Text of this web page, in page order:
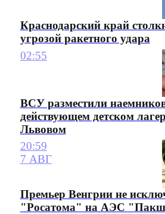
Краснодарский край
угрозой ракетного удара
02:55
ВСУ разместили
действующем детском
Львовом
20:59
7 АВГ
Премьер Венгрии не
"Росатома" на АЭС